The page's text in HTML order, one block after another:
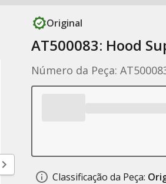
Original
AT500083: Hood
Número da Peça:
Classificação da Peça: